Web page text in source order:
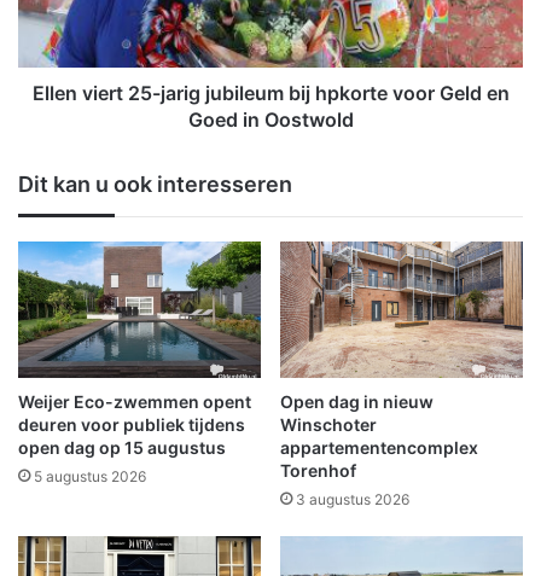
H
o
n
s
n
i
e
t
l
a
n
g
e
m
h
i
r
j
a
r
i
g
j
u
b
i
l
e
u
Ellen viert 25-jarig jubileum bij hpkorte voor Geld en
Goed in Oostwold
Dit kan u ook interesseren
Weijer Eco-zwemmen opent
deuren voor publiek tijdens
open dag op 15 augustus
5 augustus 2026
Open dag in nieuw
Winschoter
appartementencomplex
Torenhof
3 augustus 2026